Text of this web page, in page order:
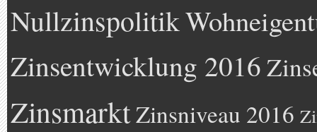
Nullzinspolitik
Zinsentwicklung 2016
Zinsmarkt Zinsniveau 2016